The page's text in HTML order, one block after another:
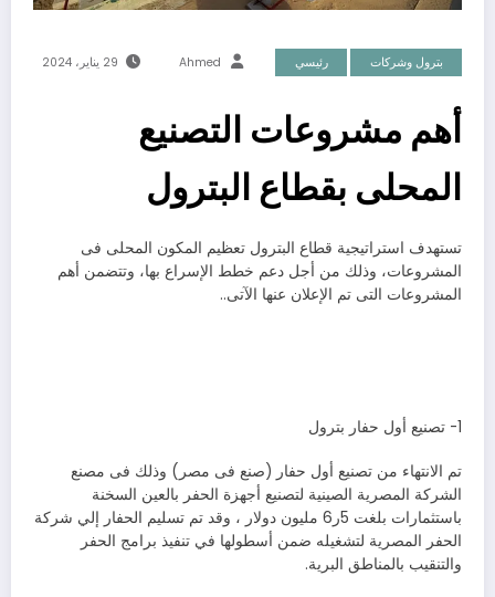
بترول وشركات رئيسي Ahmed 29 يناير، 2024
أهم مشروعات التصنيع
المحلى بقطاع البترول
تستهدف استراتيجية قطاع البترول تعظيم المكون المحلى فى
المشروعات، وذلك من أجل دعم خطط الإسراع بها، وتتضمن أهم
المشروعات التى تم الإعلان عنها الآتى..
1- تصنيع أول حفار بترول
تم الانتهاء من تصنيع أول حفار (صنع فى مصر) وذلك فى مصنع
الشركة المصرية الصينية لتصنيع أجهزة الحفر بالعين السخنة
باستثمارات بلغت 5ر6 مليون دولار ، وقد تم تسليم الحفار إلي شركة
الحفر المصرية لتشغيله ضمن أسطولها في تنفيذ برامج الحفر
والتنقيب بالمناطق البرية.